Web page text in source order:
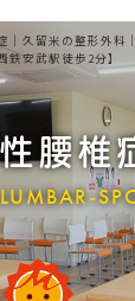
｜久留米の整形外科
鉄安武駅徒歩2分】
腰椎